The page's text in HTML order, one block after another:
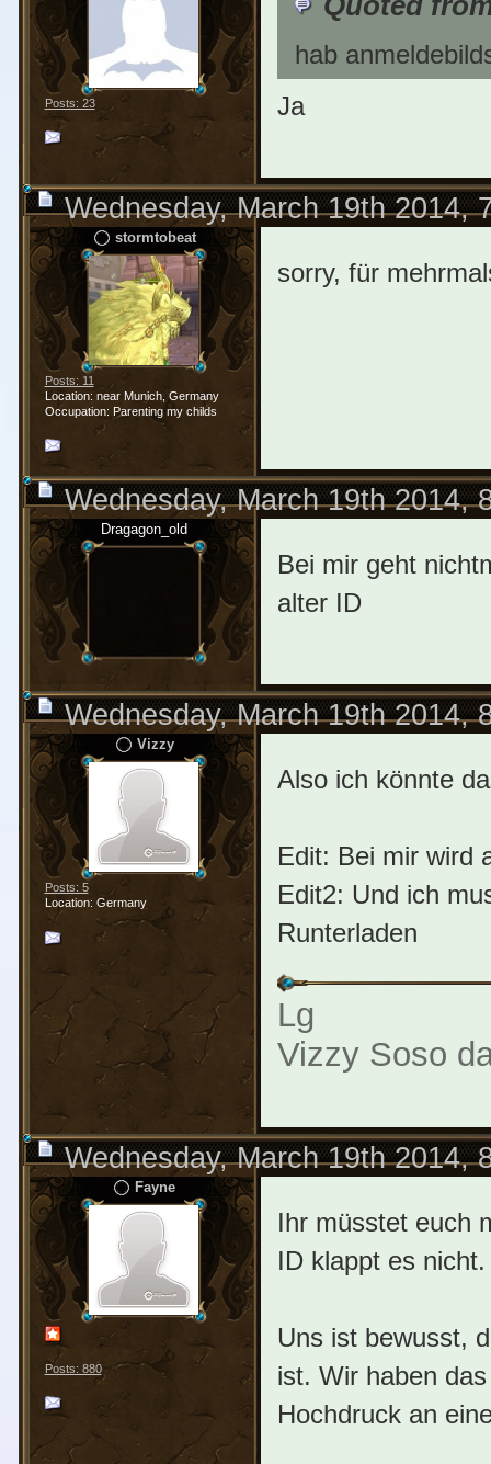
Posts: 23
hab
Ja
Wednesday, March 19th 2014,
stormtobeat
Posts: 11
Location: near Munich, Germany
Occupation: Parenting my childs
sorry, für
Wednesday, March 19th 2014,
Dragagon_old
Bei mir geht
alter ID
Wednesday, March 19th 2014,
Vizzy
Posts: 5
Location: Germany
Also ich könnte
Edit: Bei mir wird
Edit2: Und ich
Runterladen
Lg
Vizzy Soso
Wednesday, March 19th 2014,
Fayne
Posts: 880
Ihr müsstet euch
ID klappt es nicht.
Uns ist bewusst,
ist. Wir haben
Hochdruck an